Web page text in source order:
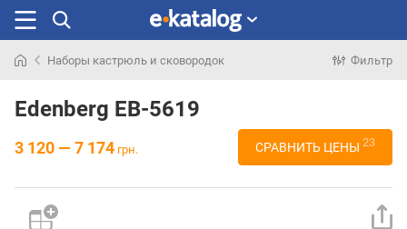
раньше
Наборы кастрюль и сковородок Фильтр
Edenberg EB-5619
3 120 — 7 174 грн. СРАВНИТЬ ЦЕНЫ 23